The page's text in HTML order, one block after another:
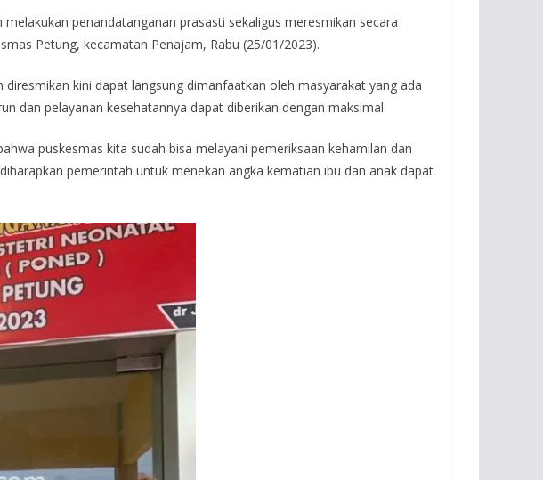
penandatanganan prasasti sekaligus meresmikan secara
Petung, kecamatan Penajam, Rabu (25/01/2023).
kini dapat langsung dimanfaatkan oleh masyarakat yang ada
dan pelayanan kesehatannya dapat diberikan dengan maksimal.
puskesmas kita sudah bisa melayani pemeriksaan kehamilan dan
pemerintah untuk menekan angka kematian ibu dan anak dapat